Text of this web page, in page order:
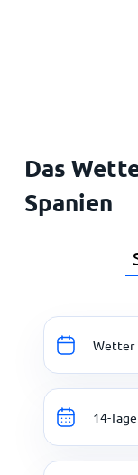
Das
Spanien
Wetter
14-